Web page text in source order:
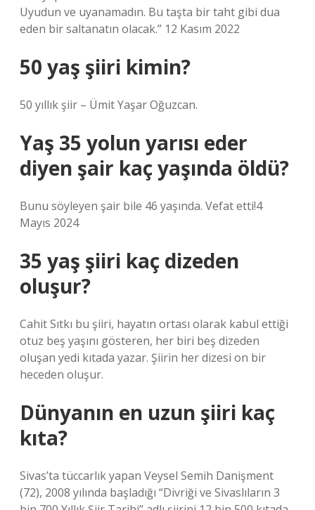
Uyudun ve uyanamadın. Bu taşta bir taht gibi dua
eden bir saltanatın olacak.” 12 Kasım 2022
50 yaş şiiri kimin?
50 yıllık şiir – Ümit Yaşar Oğuzcan.
Yaş 35 yolun yarısı eder
diyen şair kaç yaşında öldü?
Bunu söyleyen şair bile 46 yaşında. Vefat etti!4
Mayıs 2024
35 yaş şiiri kaç dizeden
oluşur?
Cahit Sıtkı bu şiiri, hayatın ortası olarak kabul ettiği
otuz beş yaşını gösteren, her biri beş dizeden
oluşan yedi kıtada yazar. Şiirin her dizesi on bir
heceden oluşur.
Dünyanın en uzun şiiri kaç
kıta?
Sivas’ta tüccarlık yapan Veysel Semih Danişment
(72), 2008 yılında başladığı “Divriği ve Sivaslıların 3